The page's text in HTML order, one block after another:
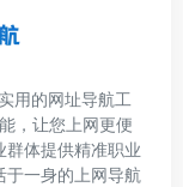
用的网址导航工
，让您上网更便
群体提供精准职业
于一身的上网导航